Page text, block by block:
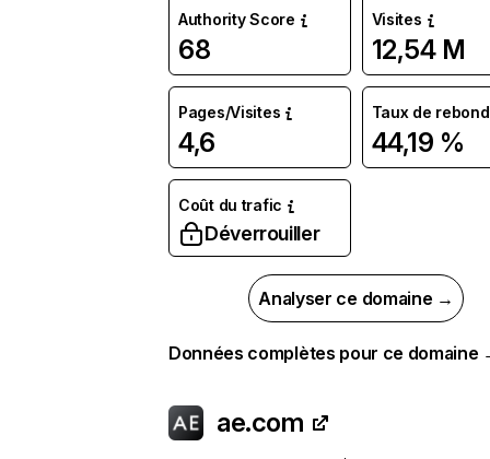
Authority Score
68
Visites
12,54 M
Pages/Visites
4,6
Taux de rebond
44,19 %
Coût du trafic
Déverrouiller
Analyser ce domaine →
Données complètes pour ce domaine
ae.com